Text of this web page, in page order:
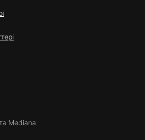
Mediana